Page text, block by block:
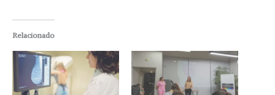
Relacionado